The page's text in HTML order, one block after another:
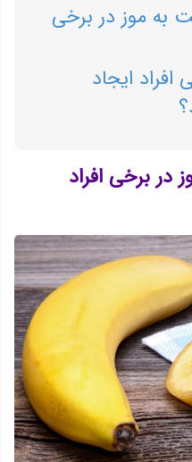
به موز در برخی
ايجاد
برخی افراد